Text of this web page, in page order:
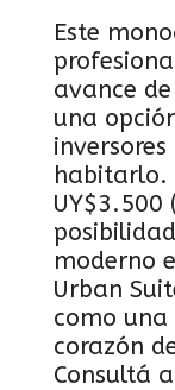
Este
avance
una
habitarlo.
moderno
Urban
como
corazón
Consultá